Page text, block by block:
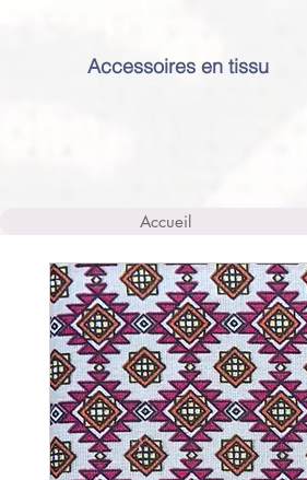
Accessoires en tissu
Accueil